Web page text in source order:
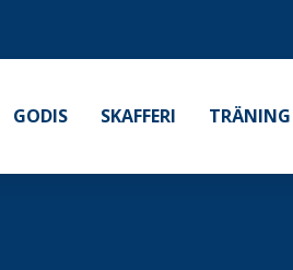
GODIS SKAFFERI TRÄNING